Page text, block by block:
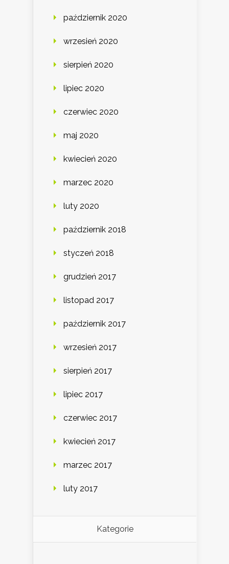
październik 2020
wrzesień 2020
sierpień 2020
lipiec 2020
czerwiec 2020
maj 2020
kwiecień 2020
marzec 2020
luty 2020
październik 2018
styczeń 2018
grudzień 2017
listopad 2017
październik 2017
wrzesień 2017
sierpień 2017
lipiec 2017
czerwiec 2017
kwiecień 2017
marzec 2017
luty 2017
Kategorie